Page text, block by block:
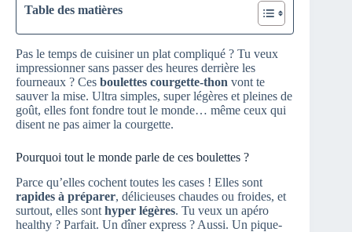
Table des matières
Pas le temps de cuisiner un plat compliqué ? Tu veux
impressionner sans passer des heures derrière les
fourneaux ? Ces boulettes courgette-thon vont te
sauver la mise. Ultra simples, super légères et pleines de
goût, elles font fondre tout le monde… même ceux qui
disent ne pas aimer la courgette.
Pourquoi tout le monde parle de ces boulettes ?
Parce qu’elles cochent toutes les cases ! Elles sont
rapides à préparer, délicieuses chaudes ou froides, et
surtout, elles sont hyper légères. Tu veux un apéro
healthy ? Parfait. Un dîner express ? Aussi. Un pique-